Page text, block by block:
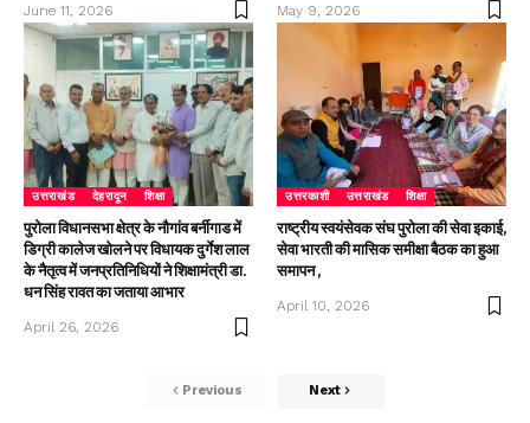
June 11, 2026 May 9, 2026
उत्तराखंड देहरादून शिक्षा
पुरोला विधानसभा क्षेत्र के नौगांव बर्नीगाड में
डिग्री कालेज खोलने पर विधायक दुर्गेश लाल
के नैतृत्व में जनप्रतिनिधियों ने शिक्षामंत्री डा.
धन सिंह रावत का जताया आभार
April 26, 2026
उत्तरकाशी उत्तराखंड शिक्षा
राष्ट्रीय स्वयंसेवक संघ पुरोला की सेवा इकाई,
सेवा भारती की मासिक समीक्षा बैठक का हुआ
समापन ,
April 10, 2026
Previous Next